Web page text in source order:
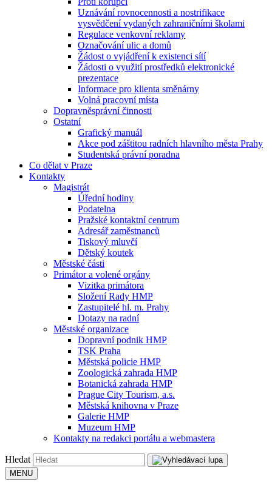
Uznávání rovnocennosti a nostrifikace
vysvědčení vydaných zahraničními školami
Regulace venkovní reklamy
Označování ulic a domů
Žádost o vyjádření k existenci sítí
Žádosti o využití prostředků elektronické
prezentace
Informace pro klienta směnárny
Volná pracovní místa
Dopravněsprávní činnosti
Ostatní
Grafický manuál
Akce pod záštitou radních hlavního města Prahy
Studentská právní poradna
Co dělat v Praze
Kontakty
Magistrát
Úřední hodiny
Podatelna
Pražské kontaktní centrum
Adresář zaměstnanců
Tiskový mluvčí
Dětský koutek
Městské části
Primátor a volené orgány
Vizitka primátora
Složení Rady HMP
Zastupitelé hl. m. Prahy
Dotazy na radní
Městské organizace
Dopravní podnik HMP
TSK Praha
Městská policie HMP
Zoologická zahrada HMP
Botanická zahrada HMP
Prague City Tourism, a.s.
Městská knihovna v Praze
Galerie HMP
Muzeum HMP
Kontakty na redakci portálu a webmastera
Hledat
MENU